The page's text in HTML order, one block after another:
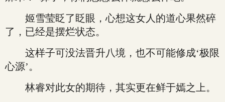
姬雪莹眨了眨眼，心想这女人的道心果然碎
了，已经是摆烂状态。
这样子可没法晋升八境，也不可能修成‘极限
心源’。
林睿对此女的期待，其实更在鲜于嫣之上。